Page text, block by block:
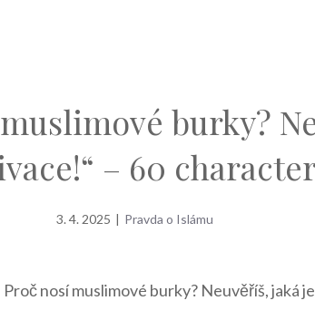
burky?
– 60
3. 4. 2025 | Pravda o Islámu
nosí muslimové burky? Neuvěříš, jaká